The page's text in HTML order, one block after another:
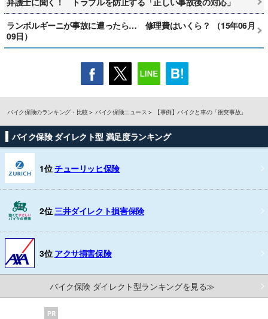
ランボルギーニが事故に遭ったら… 修理費はいくら？ （15年06月
09日）
バイク保険のランキング・比較 バイク保険ニュース 【事例】バイクと車の「衝突事故」
バイク保険 ダイレクト型 満足度ランキング
1位チューリッヒ保険
2位三井ダイレクト損害保険
3位 アクサ損害保険
バイク保険 ダイレクト型ランキングを見る≫
PR